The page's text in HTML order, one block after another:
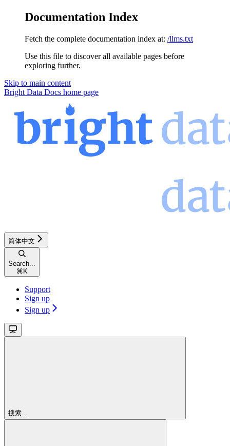
Documentation Index
Fetch the complete documentation index at: /llms.txt
Use this file to discover all available pages before
exploring further.
Skip to main content
Bright Data Docs home page
简体中文
Search...
⌘ K
Support
Sign up
Sign up
搜索...